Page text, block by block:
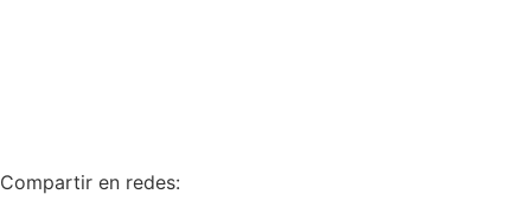
Compartir en redes: